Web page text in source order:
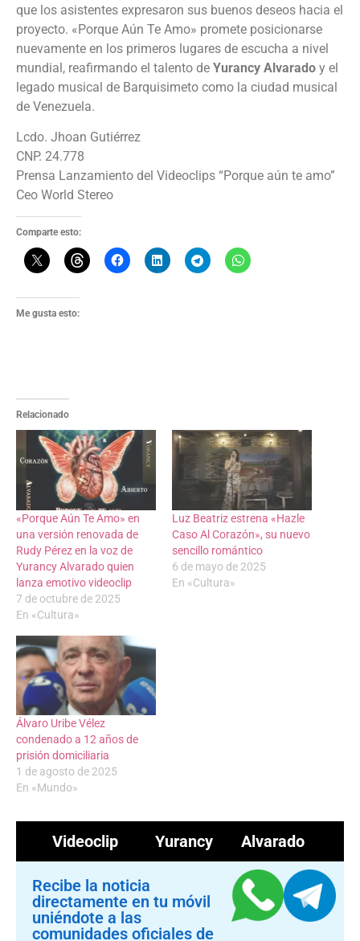
que los asistentes expresaron sus buenos deseos hacia el
proyecto. «Porque Aún Te Amo» promete posicionarse
nuevamente en los primeros lugares de escucha a nivel
mundial, reafirmando el talento de Yurancy Alvarado y el
legado musical de Barquisimeto como la ciudad musical
de Venezuela.
Lcdo. Jhoan Gutiérrez
CNP. 24.778
Prensa Lanzamiento del Videoclips “Porque aún te amo”
Ceo World Stereo
Comparte esto:
Me gusta esto:
Relacionado
«Porque Aún Te Amo» en
una versión renovada de
Rudy Pérez en la voz de
Yurancy Alvarado quien
lanza emotivo videoclip
7 de octubre de 2025
En «Cultura»
Luz Beatriz estrena «Hazle
Caso Al Corazón», su nuevo
sencillo romántico
6 de mayo de 2025
En «Cultura»
Álvaro Uribe Vélez
condenado a 12 años de
prisión domiciliaria
1 de agosto de 2025
En «Mundo»
Videoclip Yurancy Alvarado
Recibe la noticia
directamente en tu móvil
uniéndote a las
comunidades oficiales de